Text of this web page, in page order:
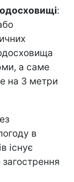
:
а саме
на 3 метри
в
існує